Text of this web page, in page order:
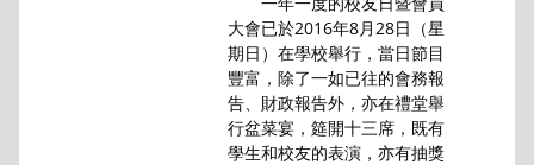
大會已於2016年8月28日（星
期日）在學校舉行，當日節目
豐富，除了一如已往的會務報
告、財政報告外，亦在禮堂舉
行盆菜宴，筵開十三席，既有
學生和校友的表演，亦有抽獎